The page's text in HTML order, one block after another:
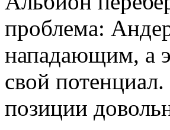
проблема:
нападающим, а
свой
позиции